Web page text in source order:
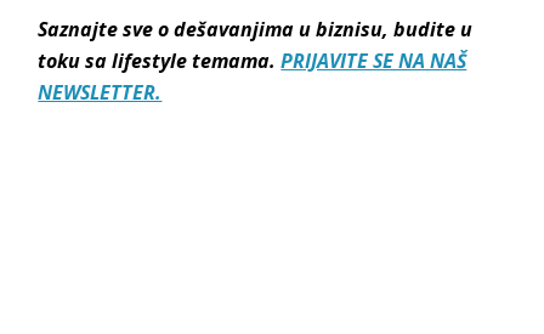
Saznajte sve o dešavanjima u biznisu, budite u
toku sa lifestyle temama.PRIJAVITE SE NA NAŠ
NEWSLETTER.